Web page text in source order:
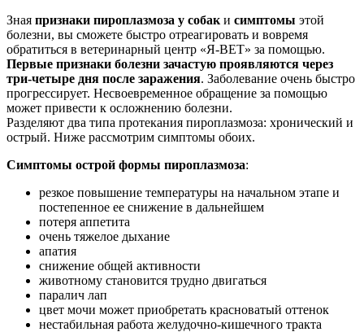
Зная признаки пироплазмоза у собак и симптомы этой
болезни, вы сможете быстро отреагировать и вовремя
обратиться в ветеринарный центр «Я-ВЕТ» за помощью.
Первые признаки болезни зачастую проявляются через
три-четыре дня после заражения. Заболевание очень быстро
прогрессирует. Несвоевременное обращение за помощью
может привести к осложнению болезни.
Разделяют два типа протекания пироплазмоза: хронический и
острый. Ниже рассмотрим симптомы обоих.
Симптомы острой формы пироплазмоза:
резкое повышение температуры на начальном этапе и
постепенное ее снижение в дальнейшем
потеря аппетита
очень тяжелое дыхание
апатия
снижение общей активности
животному становится трудно двигаться
паралич лап
цвет мочи может приобретать красноватый оттенок
нестабильная работа желудочно-кишечного тракта